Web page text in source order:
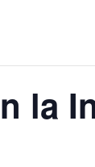
la